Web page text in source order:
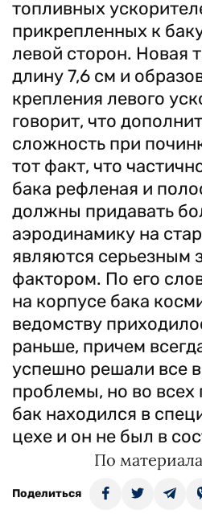
топливных
прикрепленных к
левой сторон. Новая
длину 7,6 см и
крепления левого
говорит, что
сложность при
тот факт, что
бака рефленая и
должны придавать
аэродинамику на
являются серьезным
фактором. По его
на корпусе бака
ведомству
раньше, причем
успешно решали все
проблемы, но во
бак находился в
цехе и он не был в
По
Поделиться